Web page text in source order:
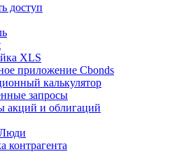
доступ
XLS
приложение Cbonds
калькулятор
запросы
акций и облигаций
контрагента